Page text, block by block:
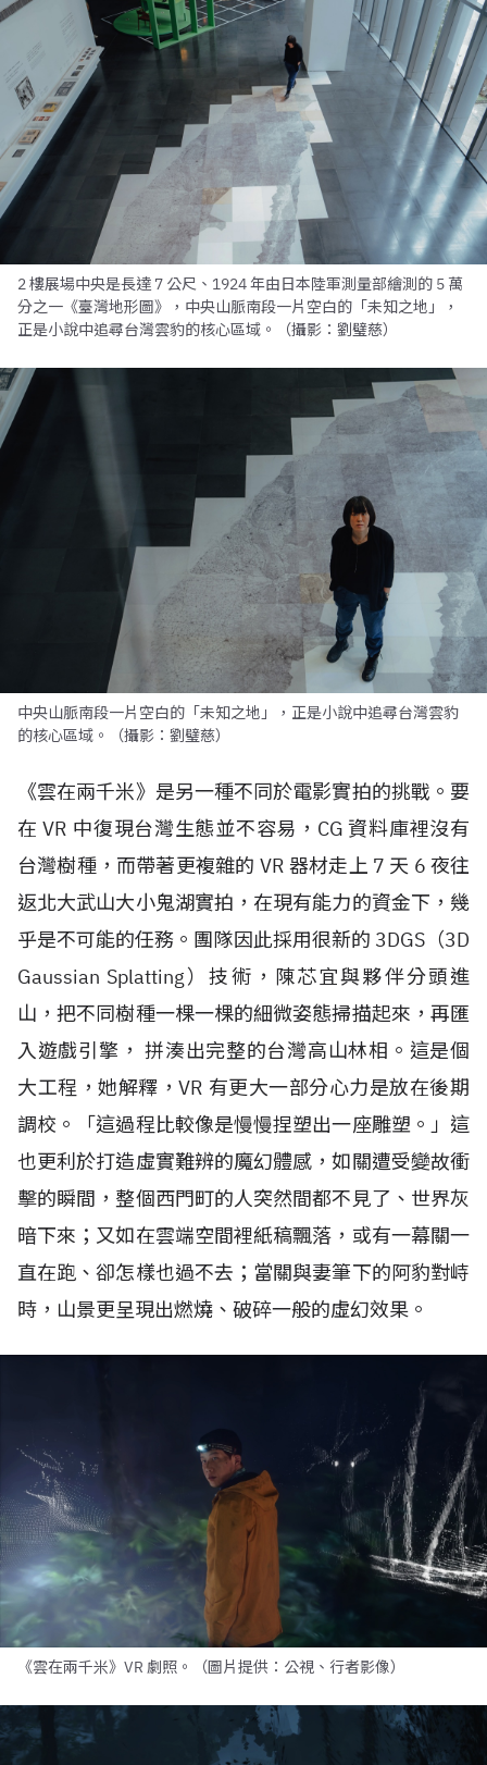
2 樓展場中央是長達 7 公尺、1924 年由日本陸軍測量部繪測的 5 萬
分之一《臺灣地形圖》，中央山脈南段一片空白的「未知之地」，
正是小說中追尋台灣雲豹的核心區域。（攝影：劉璧慈）
中央山脈南段一片空白的「未知之地」，正是小說中追尋台灣雲豹
的核心區域。（攝影：劉璧慈）
《雲在兩千米》是另一種不同於電影實拍的挑戰。要
在VR 中復現台灣生態並不容易， CG資料庫裡沒有
台灣樹種，而帶著更複雜的 VR 器材走上 7 天 6 夜往
返北大武山大小鬼湖實拍，在現有能力的資金下，幾
乎是不可能的任務。團隊因此採用很新的 3DGS（3D
Gaussian Splatting）技術，陳芯宜與夥伴分頭進
山，把不同樹種一棵一棵的細微姿態掃描起來，再匯
入遊戲引擎， 拼湊出完整的台灣高山林相。這是個
大工程，她解釋，VR 有更大一部分心力是放在後期
調校。「這過程比較像是慢慢捏塑出一座雕塑。」這
也更利於打造虛實難辨的魔幻體感，如關遭受變故衝
擊的瞬間，整個西門町的人突然間都不見了、世界灰
暗下來；又如在雲端空間裡紙稿飄落，或有一幕關一
直在跑、卻怎樣也過不去；當關與妻筆下的阿豹對峙
時，山景更呈現出燃燒、破碎一般的虛幻效果。
《雲在兩千米》VR 劇照。（圖片提供：公視、行者影像）